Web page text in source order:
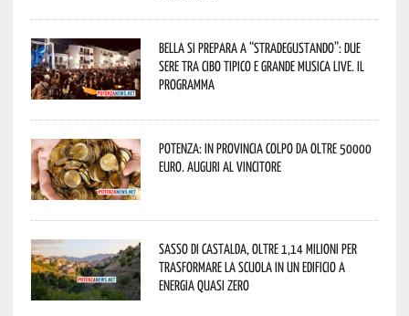
Bella si prepara a “Stradegustando”: due
sere tra cibo tipico e grande musica live. Il
programma
Potenza: in provincia colpo da oltre 50000
euro. Auguri al vincitore
Sasso di Castalda, oltre 1,14 milioni per
trasformare la scuola in un edificio a
energia quasi zero